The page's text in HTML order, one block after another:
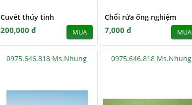
Cuvét thủy tinh
200,000 đ MUA
Chổi rửa ống nghiệm
7,000 đ MUA
0975.646.818 Ms.Nhung 0975.646.818 Ms.Nhung